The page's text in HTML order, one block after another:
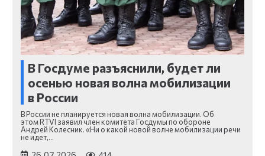
В Госдуме разъяснили, будет ли
осенью новая волна мобилизации
в России
В России не планируется новая волна мобилизации. Об
этом RTVI заявил член комитета Госдумы по обороне
Андрей Колесник. «Ни о какой новой волне мобилизации речи
не идет,…